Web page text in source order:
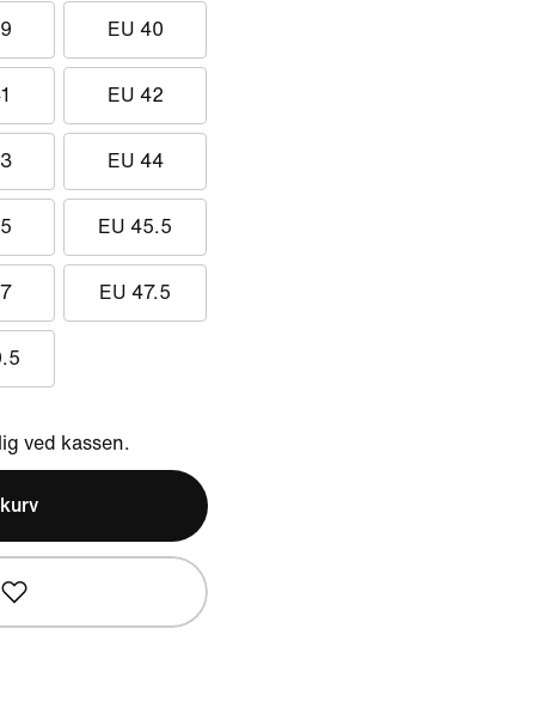
EU 40
EU 42
EU 44
EU 45.5
EU 47.5
ved kassen.